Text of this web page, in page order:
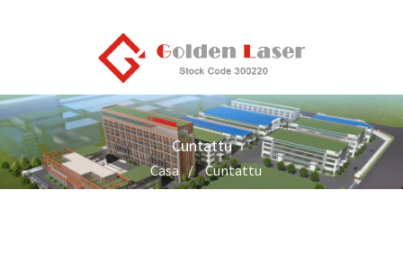
Cuntattu
Casa Cuntattu